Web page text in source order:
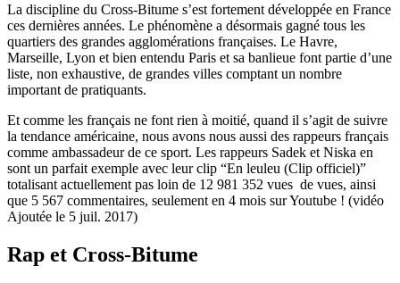
La discipline du Cross-Bitume s’est fortement développée en France
ces dernières années. Le phénomène a désormais gagné tous les
quartiers des grandes agglomérations françaises. Le Havre,
Marseille, Lyon et bien entendu Paris et sa banlieue font partie d’une
liste, non exhaustive, de grandes villes comptant un nombre
important de pratiquants.
Et comme les français ne font rien à moitié, quand il s’agit de suivre
la tendance américaine, nous avons nous aussi des rappeurs français
comme ambassadeur de ce sport. Les rappeurs Sadek et Niska en
sont un parfait exemple avec leur clip “En leuleu (Clip officiel)”
totalisant actuellement pas loin de 12 981 352 vues de vues, ainsi
que 5 567 commentaires, seulement en 4 mois sur Youtube ! (vidéo
Ajoutée le 5 juil. 2017)
Rap et Cross-Bitume